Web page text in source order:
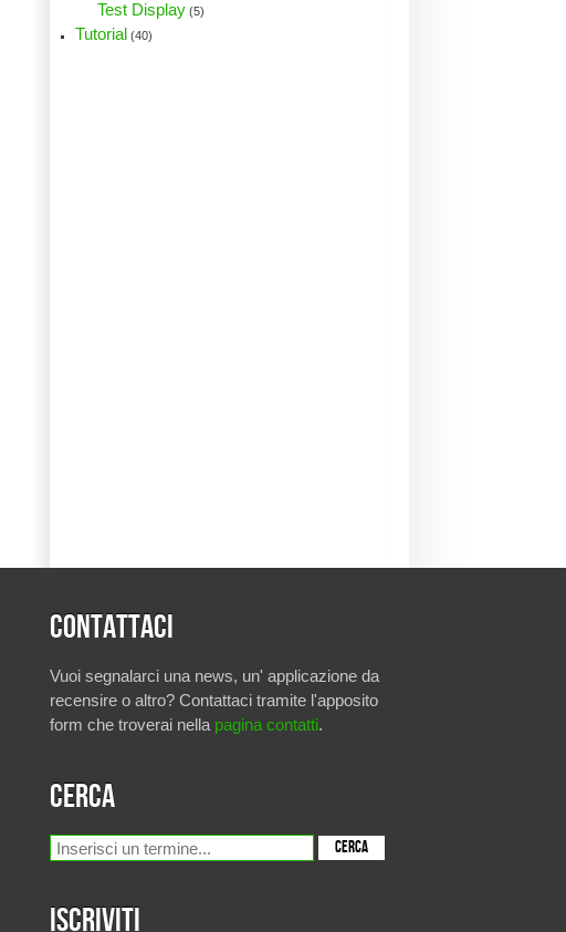
Test Display (5)
Tutorial (40)
Contattaci
Vuoi segnalarci una news, un' applicazione da
recensire o altro? Contattaci tramite l'apposito
form che troverai nella pagina contatti.
Cerca
Iscriviti